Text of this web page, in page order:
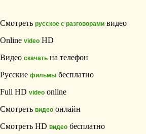
Смотреть русское с разговорами видео
Online video HD
Видео скачать на телефон
Русские фильмы бесплатно
Full HD video online
Смотреть видео онлайн
Смотреть HD видео бесплатно